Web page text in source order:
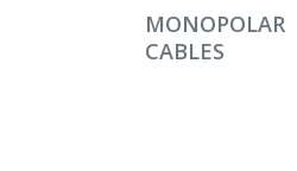
DEVAMINI OKU
MONOPOLAR
CABLES